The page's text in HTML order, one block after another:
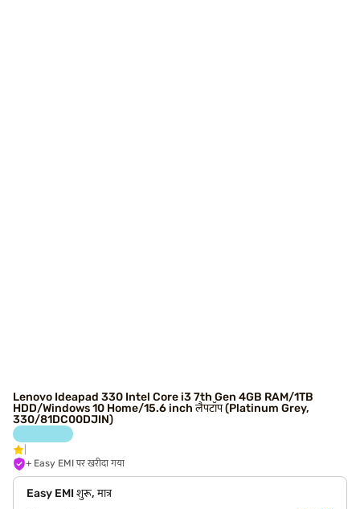
Lenovo Ideapad 330 Intel Core i3 7th Gen 4GB RAM/1TB
HDD/Windows 10 Home/15.6 inch लैपटॉप (Platinum Grey,
330/81DC00DJIN)
+ Easy EMI पर खरीदा गया
Easy EMI शुरू, मात्र